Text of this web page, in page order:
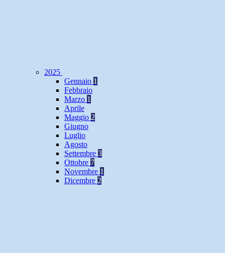
2025
Gennaio 1
Febbraio
Marzo 1
Aprile
Maggio 2
Giugno
Luglio
Agosto
Settembre 3
Ottobre 7
Novembre 1
Dicembre 2